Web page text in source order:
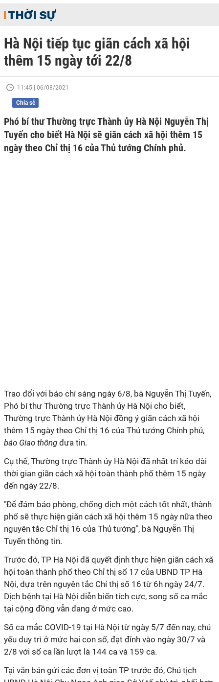
THỜI SỰ
Hà Nội tiếp tục giãn cách xã hội
thêm 15 ngày tới 22/8
11:45 | 06/08/2021
Chia sẻ
Phó bí thư Thường trực Thành ủy Hà Nội Nguyễn Thị
Tuyến cho biết Hà Nội sẽ giãn cách xã hội thêm 15
ngày theo Chỉ thị 16 của Thủ tướng Chính phủ.
Trao đổi với báo chí sáng ngày 6/8, bà Nguyễn Thị Tuyến,
Phó bí thư Thường trực Thành ủy Hà Nội cho biết,
Thường trực Thành ủy Hà Nội đồng ý giãn cách xã hội
thêm 15 ngày theo Chỉ thị 16 của Thủ tướng Chính phủ,
báo Giao thông đưa tin.
Cụ thể, Thường trực Thành ủy Hà Nội đã nhất trí kéo dài
thời gian giãn cách xã hội toàn thành phố thêm 15 ngày
đến ngày 22/8.
"Để đảm bảo phòng, chống dịch một cách tốt nhất, thành
phố sẽ thực hiện giãn cách xã hội thêm 15 ngày nữa theo
nguyên tắc Chỉ thị 16 của Thủ tướng", bà Nguyễn Thị
Tuyến thông tin.
Trước đó, TP Hà Nội đã quyết định thực hiện giãn cách xã
hội toàn thành phố theo Chỉ thị số 17 của UBND TP Hà
Nội, dựa trên nguyên tắc Chỉ thị số 16 từ 6h ngày 24/7.
Dịch bệnh tại Hà Nội diễn biến tích cực, song số ca mắc
tại cộng đồng vẫn đang ở mức cao.
Số ca mắc COVID-19 tại Hà Nội từ ngày 5/7 đến nay, chủ
yếu duy trì ở mức hai con số, đạt đỉnh vào ngày 30/7 và
2/8 với số ca lần lượt là 144 ca và 159 ca.
Tại văn bản gửi các đơn vị toàn TP trước đó, Chủ tịch